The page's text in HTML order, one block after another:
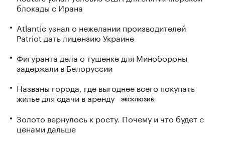
блокады с Ирана
Atlantic узнал о нежелании производителей
Patriot дать лицензию Украине
Фигуранта дела о тушенке для Минобороны
задержали в Белоруссии
Названы города, где выгоднее всего покупать
жилье для сдачи в аренду
ЭКСКЛЮЗИВ
Золото вернулось к росту. Почему и что будет с
ценами дальше